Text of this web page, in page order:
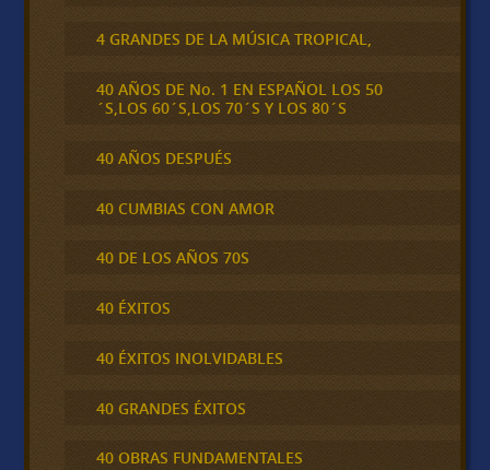
4 GRANDES DE LA MÚSICA TROPICAL,
40 AÑOS DE No. 1 EN ESPAÑOL LOS 50
´S,LOS 60´S,LOS 70´S Y LOS 80´S
40 AÑOS DESPUÉS
40 CUMBIAS CON AMOR
40 DE LOS AÑOS 70S
40 ÉXITOS
40 ÉXITOS INOLVIDABLES
40 GRANDES ÉXITOS
40 OBRAS FUNDAMENTALES